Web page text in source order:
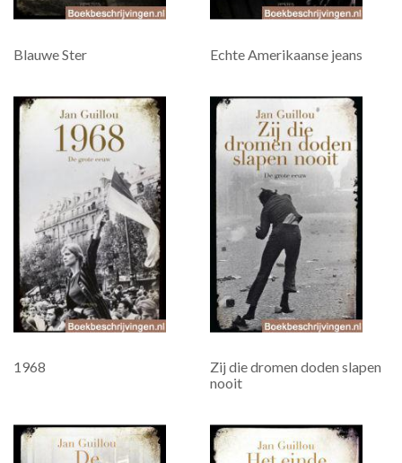
Blauwe Ster Echte Amerikaanse jeans
1968
Zij die dromen doden slapen
nooit